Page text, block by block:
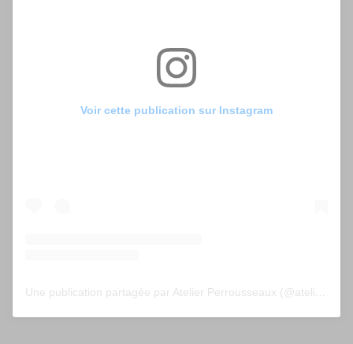
Voir cette publication sur Instagram